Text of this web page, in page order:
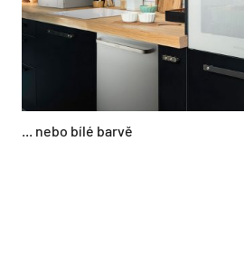
... nebo bílé barvě